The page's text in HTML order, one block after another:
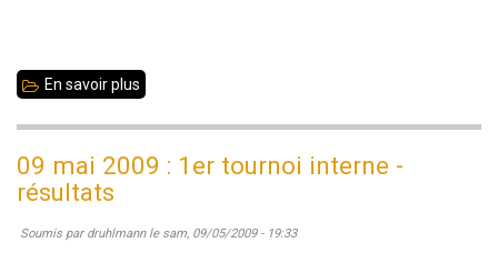
En savoir plus
:
vice-
09 mai 2009 : 1er tournoi interne -
résultats
Soumis par druhlmannle sam, 09/05/2009 - 19:33